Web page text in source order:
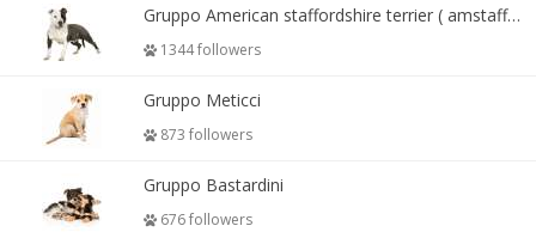
Gruppo American staffordshire terrier ( amstaff, amastaff )
1344 followers
Gruppo Meticci
873 followers
Gruppo Bastardini
676 followers